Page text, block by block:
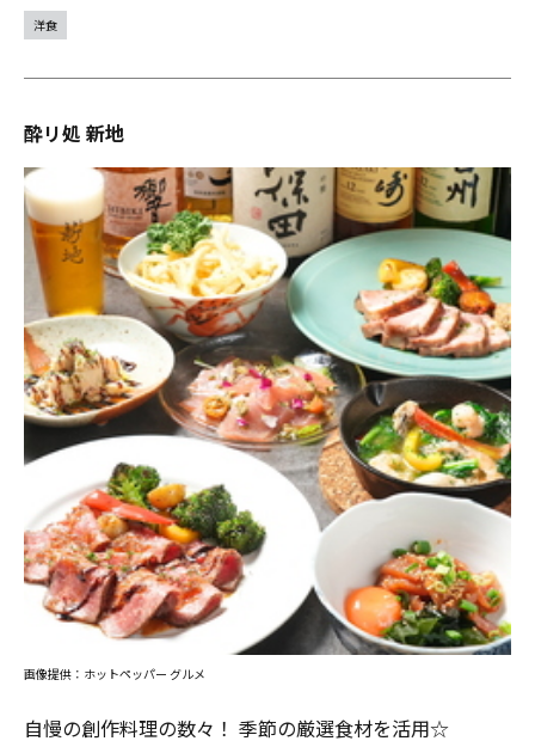
洋食
酔リ処 新地
自慢の創作料理の数々！ 季節の厳選食材を活用☆
画像提供：ホットペッパー グルメ